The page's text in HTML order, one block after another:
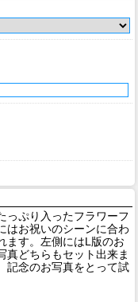
っぷり入ったフラワーフ
はお祝いのシーンに合わ
ます。左側にはL版のお
真どちらもセット出来ま
記念のお写真をとって試